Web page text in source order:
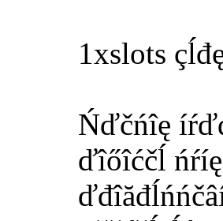
1xslots
Ńďčńîę
ďîőîćčĺ